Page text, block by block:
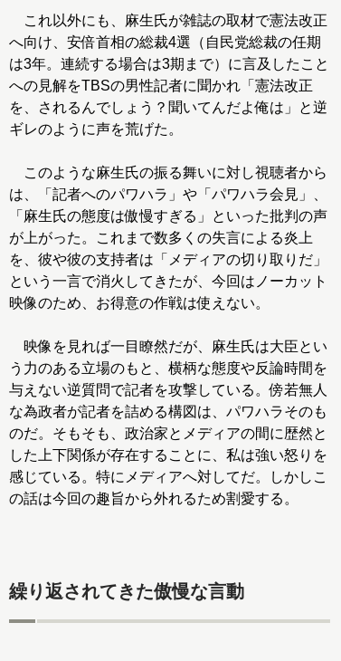
これ以外にも、麻生氏が雑誌の取材で憲法改正
へ向け、安倍首相の総裁4選（自民党総裁の任期
は3年。連続する場合は3期まで）に言及したこと
への見解をTBSの男性記者に聞かれ「憲法改正
を、されるんでしょう？聞いてんだよ俺は」と逆
ギレのように声を荒げた。
このような麻生氏の振る舞いに対し視聴者から
は、「記者へのパワハラ」や「パワハラ会見」、
「麻生氏の態度は傲慢すぎる」といった批判の声
が上がった。これまで数多くの失言による炎上
を、彼や彼の支持者は「メディアの切り取りだ」
という一言で消火してきたが、今回はノーカット
映像のため、お得意の作戦は使えない。
映像を見れば一目瞭然だが、麻生氏は大臣とい
う力のある立場のもと、横柄な態度や反論時間を
与えない逆質問で記者を攻撃している。傍若無人
な為政者が記者を詰める構図は、パワハラそのも
のだ。そもそも、政治家とメディアの間に歴然と
した上下関係が存在することに、私は強い怒りを
感じている。特にメディアへ対してだ。しかしこ
の話は今回の趣旨から外れるため割愛する。
繰り返されてきた傲慢な言動